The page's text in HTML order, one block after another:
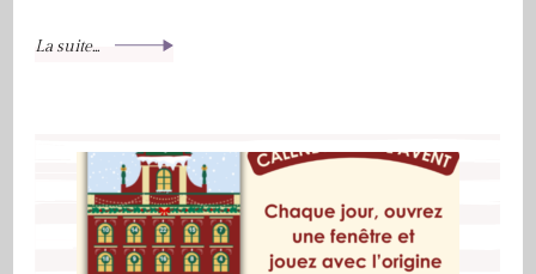
La suite...